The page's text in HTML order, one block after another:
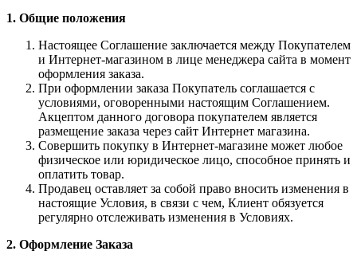
1. Общие положения
Настоящее Соглашение заключается между Покупателем
и Интернет-магазином в лице менеджера сайта в момент
оформления заказа.
При оформлении заказа Покупатель соглашается с
условиями, оговоренными настоящим Соглашением.
Акцептом данного договора покупателем является
размещение заказа через сайт Интернет магазина.
Совершить покупку в Интернет-магазине может любое
физическое или юридическое лицо, способное принять и
оплатить товар.
Продавец оставляет за собой право вносить изменения в
настоящие Условия, в связи с чем, Клиент обязуется
регулярно отслеживать изменения в Условиях.
2. Оформление Заказа